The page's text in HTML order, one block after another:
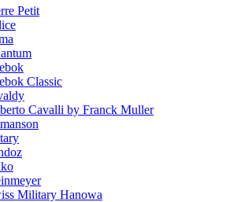
Petit
Classic
Cavalli by Franck Muller
Military Hanowa